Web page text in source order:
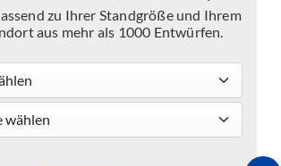
zu Ihrer Standgröße und Ihrem
aus mehr als 1000 Entwürfen.